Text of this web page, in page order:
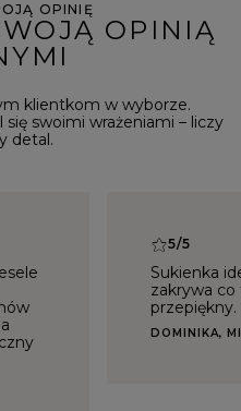
OPINIĘ
OPINIĄ
klientkom w wyborze.
się swoimi wrażeniami – liczy
detal.
5/5
Sukienka
zakrywa
DOMINIKA,